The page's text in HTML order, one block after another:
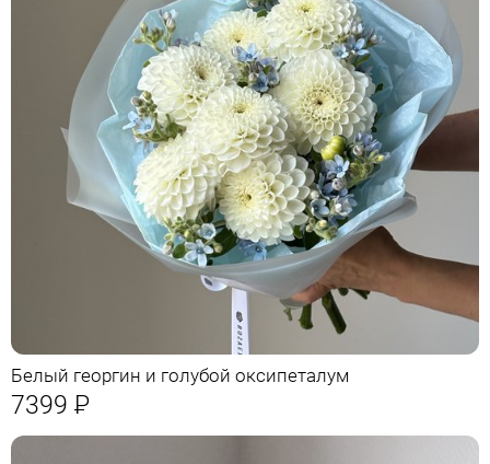
Белый георгин и голубой оксипеталум
7399 Р